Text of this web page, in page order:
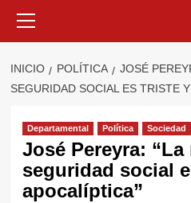
primario
INICIO POLÍTICA
JOSÉ
SEGURIDAD SOCIAL ES TRISTE
Departamental Política Sociedad
José Pereyra:
seguridad social
apocalíptica”